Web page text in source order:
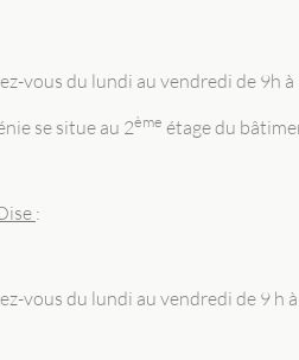
vous du lundi au vendredi de 9h à
se situe au 2ème étage du
:
vous du lundi au vendredi de 9 h